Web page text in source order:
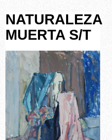
NATURALEZA
MUERTA S/T